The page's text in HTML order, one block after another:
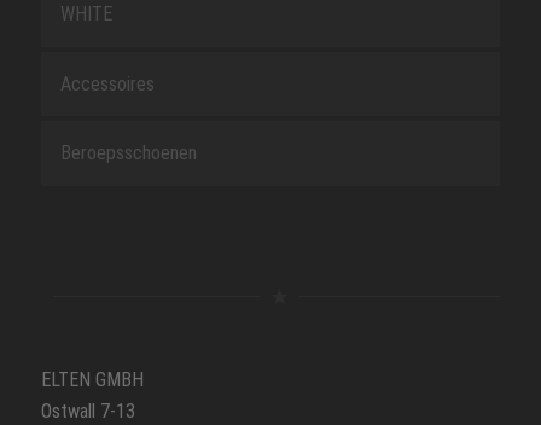
WHITE
Accessoires
Beroepsschoenen
ELTEN GMBH
Ostwall 7-13